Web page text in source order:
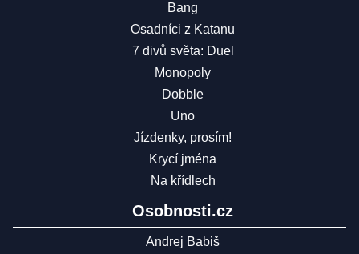
Bang
Osadníci z Katanu
7 divů světa: Duel
Monopoly
Dobble
Uno
Jízdenky, prosím!
Krycí jména
Na křídlech
Osobnosti.cz
Andrej Babiš